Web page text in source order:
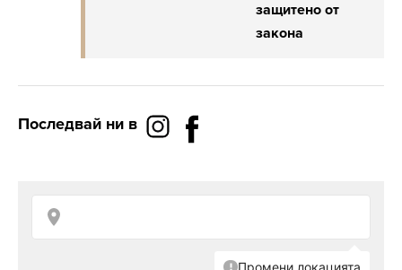
защитено от
закона
Последвай ни в